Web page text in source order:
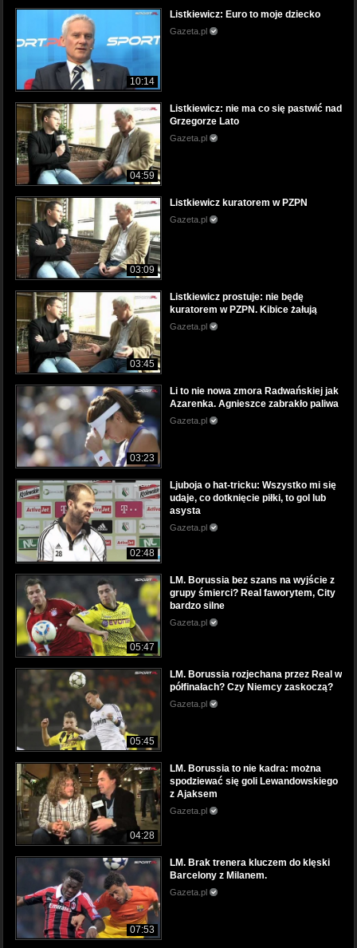
10:14
Listkiewicz: Euro to moje dziecko
Gazeta.pl
04:59
Listkiewicz: nie ma co się pastwić nad
Grzegorze Lato
Gazeta.pl
03:09
Listkiewicz kuratorem w PZPN
Gazeta.pl
03:45
Listkiewicz prostuje: nie będę
kuratorem w PZPN. Kibice żałują
Gazeta.pl
03:23
Li to nie nowa zmora Radwańskiej jak
Azarenka. Agnieszce zabrakło paliwa
Gazeta.pl
02:48
Ljuboja o hat-tricku: Wszystko mi się
udaje, co dotknięcie piłki, to gol lub
asysta
Gazeta.pl
05:47
LM. Borussia bez szans na wyjście z
grupy śmierci? Real faworytem, City
bardzo silne
Gazeta.pl
05:45
LM. Borussia rozjechana przez Real w
półfinałach? Czy Niemcy zaskoczą?
Gazeta.pl
04:28
LM. Borussia to nie kadra: można
spodziewać się goli Lewandowskiego
z Ajaksem
Gazeta.pl
07:53
LM. Brak trenera kluczem do klęski
Barcelony z Milanem.
Gazeta.pl